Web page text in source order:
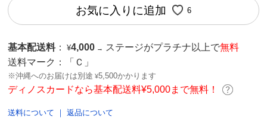
お気に入りに追加 6
基本配送料 ： ¥4,000 → ステージがプラチナ以上で無料
送料マーク：
「Ｃ」
※沖縄へのお届けは別途 ¥5,500かかります
ディノスカードなら基本配送料¥5,000まで無料！
送料について ｜返品について